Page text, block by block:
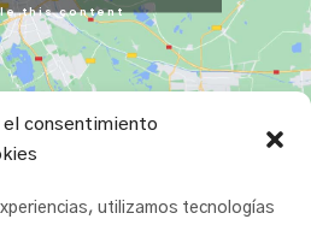
el consentimiento
utilizamos tecnologías
this content